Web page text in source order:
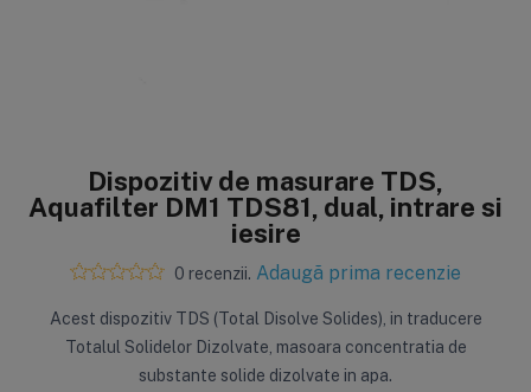
Dispozitiv de masurare TDS,
Aquafilter DM1 TDS81, dual, intrare si
iesire
0 recenzii. Adaugă prima recenzie
​Acest dispozitiv TDS (Total Disolve Solides), in traducere
Totalul Solidelor Dizolvate, masoara concentratia de
substante solide dizolvate in apa.